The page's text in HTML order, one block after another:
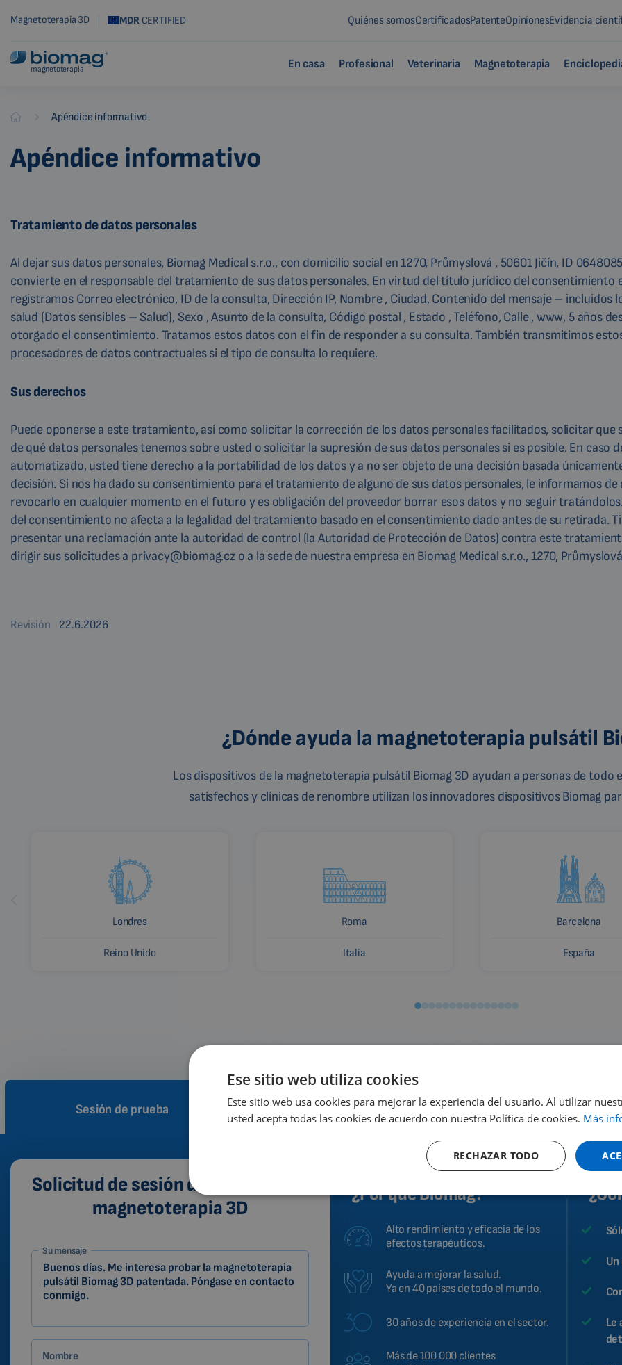
Magnetoterapia 3D MDRCERTIFIED Quiénes somosCertificadosPatenteOpinionesEvidencia
magnetoterapia En casa Profesional Veterinaria Magnetoterapia
Biomag Apéndice informativo
Apéndice informativo
Tratamiento de datos personales
Al dejar sus datos personales, Biomag Medical s.r.o., con domicilio social en 1270, Průmyslová , 50601 Jičín, ID
convierte en el responsable del tratamiento de sus datos personales. En virtud del título jurídico del consentimiento
registramos Correo electrónico, ID de la consulta, Dirección IP, Nombre , Ciudad, Contenido del mensaje – incluidos
salud (Datos sensibles – Salud), Sexo , Asunto de la consulta, Código postal , Estado , Teléfono, Calle , www, 5 años
otorgado el consentimiento. Tratamos estos datos con el fin de responder a su consulta. También transmitimos
procesadores de datos contractuales si el tipo de consulta lo requiere.
Sus derechos
Puede oponerse a este tratamiento, así como solicitar la corrección de los datos personales facilitados, solicitar que
de qué datos personales tenemos sobre usted o solicitar la supresión de sus datos personales si es posible. En caso
automatizado, usted tiene derecho a la portabilidad de los datos y a no ser objeto de una decisión basada
decisión. Si nos ha dado su consentimiento para el tratamiento de alguno de sus datos personales, le informamos de
revocarlo en cualquier momento en el futuro y es obligación del proveedor borrar esos datos y no seguir
del consentimiento no afecta a la legalidad del tratamiento basado en el consentimiento dado antes de su retirada.
presentar una reclamación ante la autoridad de control (la Autoridad de Protección de Datos) contra este
dirigir sus solicitudes a privacy@biomag.czo a la sede de nuestra empresa en Biomag Medical s.r.o., 1270,
Revisión 22.6.2026
¿Dónde ayuda la magnetoterapia pulsátil
Los dispositivos de la magnetoterapia pulsátil Biomag 3D ayudan a personas de todo
satisfechos y clínicas de renombre utilizan los innovadores dispositivos Biomag
Londres
Reino Unido
Roma
Italia
Barcelona
España
Sesión de prueba Cómo y dónde comprar Alquiler
Solicitud de sesión de prueba de la
magnetoterapia 3D
1-
ES
Zákazník
Su mensaje
Nombre
¿Por qué Biomag?
Alto rendimiento y eficacia de los
efectos terapéuticos.
Ayuda a mejorar la salud.
Ya en 40 países de todo el mundo.
30 años de experiencia en el sector.
Más de 100 000 clientes
Le
Ese sitio web utiliza cookies
Este sitio web usa cookies para mejorar la experiencia del usuario. Al utilizar
usted acepta todas las cookies de acuerdo con nuestra Política de cookies. Más
RECHAZAR TODO